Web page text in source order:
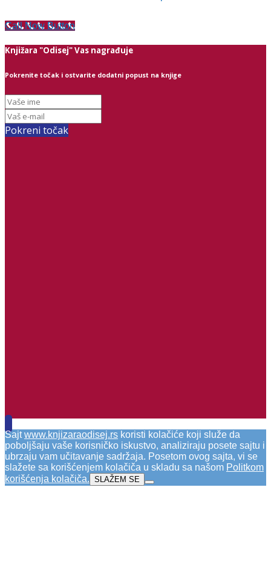
Call Now Button
Knjižara "Odisej" Vas nagrađuje
Pokrenite točak i ostvarite dodatni popust na knjige
Pokreni točak
Sajtwww.knjizaraodisej.rs koristi kolačiće koji služe da
poboljšaju vaše korisničko iskustvo, analiziraju posete sajtu i
ubrzaju vam učitavanje sadržaja. Posetom ovog sajta, vi se
slažete sa korišćenjem kolačiča u skladu sa našom Politkom
korišćenja kolačiča. SLAŽEM SE